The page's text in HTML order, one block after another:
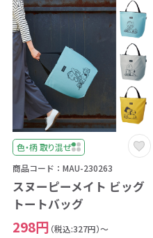
色・柄 取り混ぜ
商品コード：MAU-230263
スヌーピーメイト ビッグ
トートバッグ
298円 （税込:327円）～